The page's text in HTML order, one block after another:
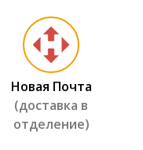
Новая Почта
(доставка в
отделение)